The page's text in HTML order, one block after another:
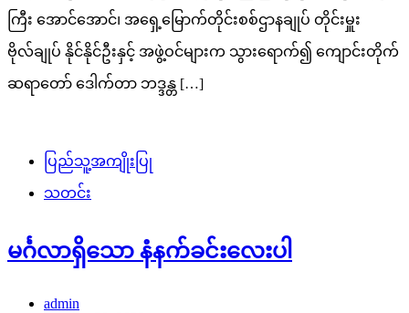
ကြီး အောင်အောင်၊ အရှေ့မြောက်တိုင်းစစ်ဌာနချုပ် တိုင်းမှူး
ဗိုလ်ချုပ် နိုင်နိုင်ဦးနှင့် အဖွဲ့ဝင်များက သွားရောက်၍ ကျောင်းတိုက်
ဆရာတော် ဒေါက်တာ ဘဒ္ဒန္တ […]
ပြည်သူ့အကျိုးပြု
သတင်း
မင်္ဂလာရှိသော နံနက်ခင်းလေးပါ
admin